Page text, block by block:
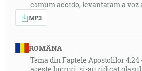
comum acordo, levantaram a voz
MP3
ROMÂNA
Tema din Faptele Apostolilor 4:24
aceste lucruri, si-au ridicat